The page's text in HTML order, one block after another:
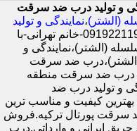
و تولید درب ضد سرقت
(الشتر)،نمایندگی و تولید
،09192211934-خانم تهرانی-با
(الشتر)،نمایندگی و
ضد سرقت
درب ضد سرقت منطقه
و تولید درب ضد
کیفیت و مناسب ترین
سرقت پورتال ترکیه.فروش
ایرانی و وارداتی.درب